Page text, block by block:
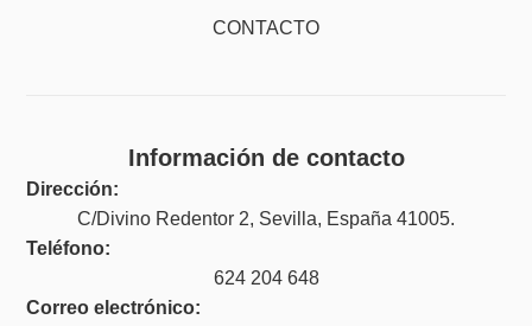
CONTACTO
Información de contacto
Dirección:
C/Divino Redentor 2, Sevilla, España 41005.
Teléfono:
624 204 648
Correo electrónico: